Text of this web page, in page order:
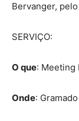
Bervanger,
SERVIÇO:
O que: Meeting
Onde: